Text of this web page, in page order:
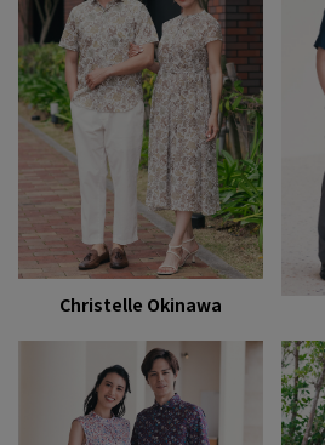
Christelle Okinawa